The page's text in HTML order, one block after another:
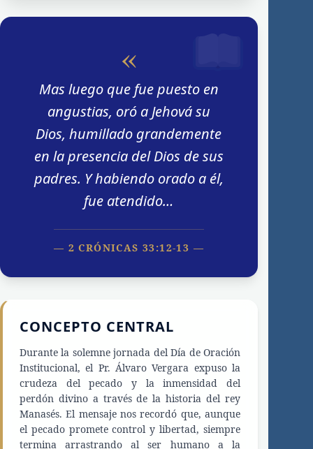
«
Mas luego que fue puesto en
angustias, oró a Jehová su
Dios, humillado grandemente
en la presencia del Dios de sus
padres. Y habiendo orado a él,
fue atendido…
— 2 CRÓNICAS 33:12-13 —
CONCEPTO CENTRAL
Durante la solemne jornada del Día de Oración
Institucional, el Pr. Álvaro Vergara expuso la
crudeza del pecado y la inmensidad del
perdón divino a través de la historia del rey
Manasés. El mensaje nos recordó que, aunque
el pecado promete control y libertad, siempre
termina arrastrando al ser humano a la